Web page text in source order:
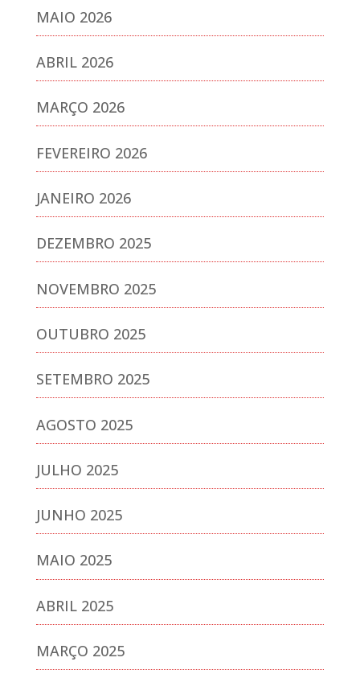
MAIO 2026
ABRIL 2026
MARÇO 2026
FEVEREIRO 2026
JANEIRO 2026
DEZEMBRO 2025
NOVEMBRO 2025
OUTUBRO 2025
SETEMBRO 2025
AGOSTO 2025
JULHO 2025
JUNHO 2025
MAIO 2025
ABRIL 2025
MARÇO 2025